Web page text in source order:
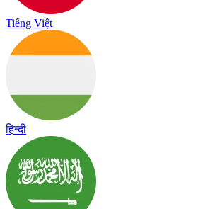
Tiếng Việt
हिन्दी